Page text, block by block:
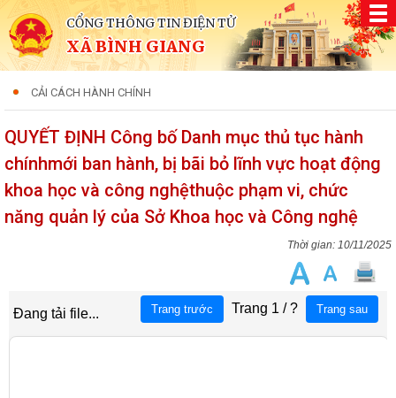
CỔNG THÔNG TIN ĐIỆN TỬ
XÃ BÌNH GIANG
CẢI CÁCH HÀNH CHÍNH
QUYẾT ĐỊNH Công bố Danh mục thủ tục hành
chínhmới ban hành, bị bãi bỏ lĩnh vực hoạt động
khoa học và công nghệthuộc phạm vi, chức
năng quản lý của Sở Khoa học và Công nghệ
10/11/2025